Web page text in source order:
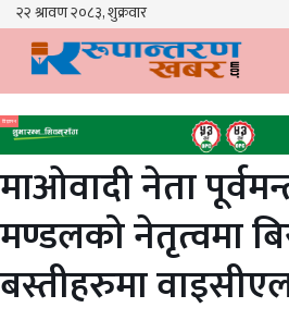
Skip
content
विज्ञापन
माओवादी नेता
मण्डलको नेतृत्वमा
बस्तीहरुमा वाइसीएल